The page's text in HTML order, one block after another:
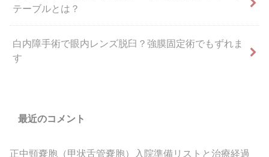
テーブルとは？
白内障手術で眼内レンズ脱臼？強膜固定術でもずれま
す
最近のコメント
正中頸嚢胞（甲状舌管嚢胞）入院準備リストと治療経過